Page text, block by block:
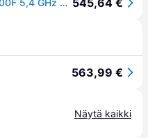
Prosessori - INTEL - Core i7-14700F 5,4 GHz LGA1700 Box 545,64 €
563,99 €
Näytä kaikki